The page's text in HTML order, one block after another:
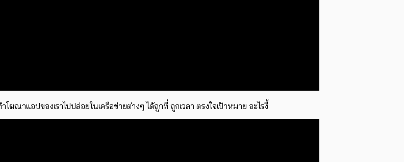
ณาแอปของเราไปปล่อยในเครือข่ายต่างๆ ได้ถูกที่ ถูกเวลา ตรงใจเป้าหมาย อะไรงี้